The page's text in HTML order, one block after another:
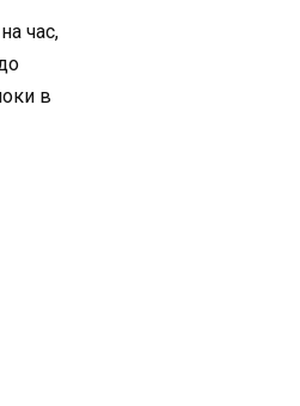
час,
в